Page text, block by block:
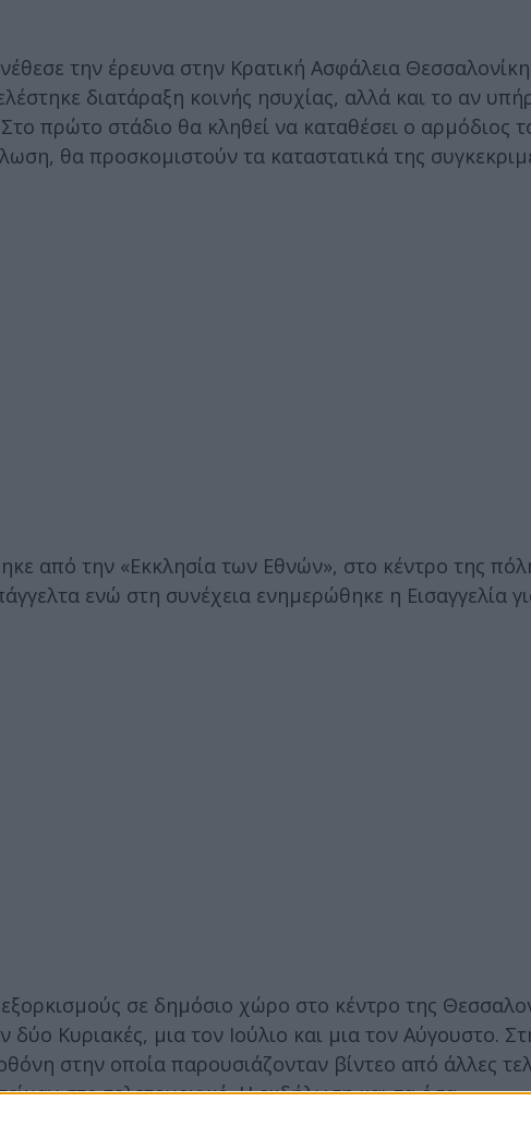
την έρευνα στην Κρατική Ασφάλεια
διατάραξη κοινής ησυχίας, αλλά και το αν
πρώτο στάδιο θα κληθεί να καταθέσει ο αρμόδιος
θα προσκομιστούν τα καταστατικά της
από την «Εκκλησία των Εθνών», στο κέντρο της
ενώ στη συνέχεια ενημερώθηκε η Εισαγγελία
σε δημόσιο χώρο στο κέντρο της
Κυριακές, μια τον Ιούλιο και μια τον Αύγουστο.
στην οποία παρουσιάζονταν βίντεο από άλλες
στο τελετουργικό. Η εκδήλωση και τα όσα